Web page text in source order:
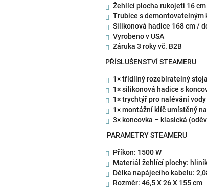
Žehlící plocha rukojeti 16 cm
Trubice s demontovatelným
Silikonová hadice 168 cm /
Vyrobeno v USA
Záruka 3 roky vč. B2B
PŘÍSLUŠENSTVÍ STEAMERU
1× třídílný rozebíratelný
1× silikonová hadice s
1× trychtýř pro nalévání vody
1× montážní klíč umístěný
3× koncovka – klasická
PARAMETRY STEAMERU
Příkon: 1500 W
Materiál žehlící plochy:
Délka napájecího kabelu:
Rozměr: 46,5 X 26 X 155 cm